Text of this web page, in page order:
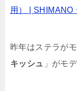
用） | SHIMANO
昨年はステラが
キッシュ 」がモ